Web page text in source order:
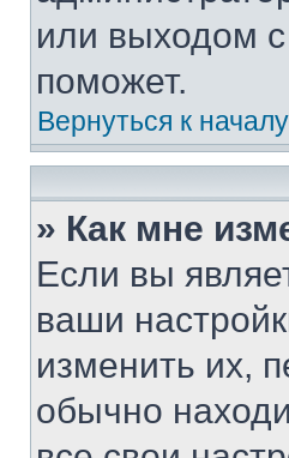
или выходом
поможет.
Вернуться к началу
» Как мне
Если вы
ваши
изменить их,
обычно